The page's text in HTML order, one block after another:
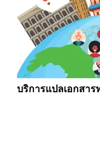
บริการแปลเอกสา